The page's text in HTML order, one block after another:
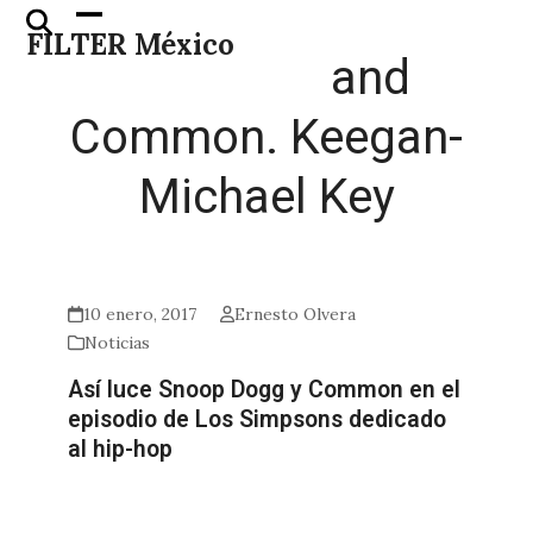
Skip
FILTER México
Open
mobile
Close
mobile
and
Common. Keegan-
Michael Key
10 enero, 2017
Ernesto Olvera
Noticias
Así luce Snoop Dogg y Common en el
episodio de Los Simpsons dedicado
al hip-hop